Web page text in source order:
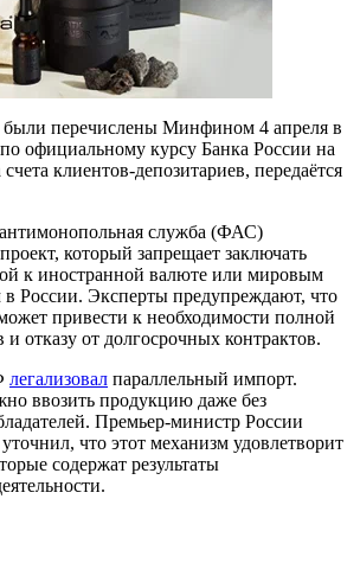
были перечислены Минфином 4 апреля в
официальному курсу Банка России на
клиентов-депозитариев, передаётся
служба (ФАС)
который запрещает заключать
к иностранной валюте или мировым
России. Эксперты предупреждают, что
привести к необходимости полной
отказу от долгосрочных контрактов.
легализовал параллельный импорт.
ввозить продукцию даже без
Премьер-министр России
что этот механизм удовлетворит
содержат результаты